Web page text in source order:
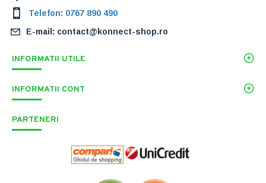
Telefon: 0767 890 490
E-mail: contact@konnect-shop.ro
INFORMATII UTILE
INFORMATII CONT
PARTENERI